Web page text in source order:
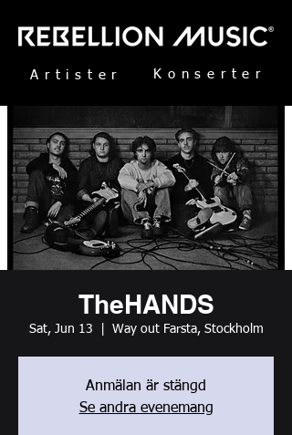
Artister Konserter
TheHANDS
Sat, Jun 13 Way out Farsta, Stockholm
Anmälan är stängd
Se andra evenemang